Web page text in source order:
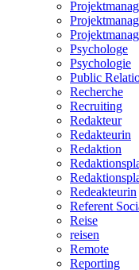
Psychologe
Psychologie
Public
Recherche
Recruiting
Redakteur
Redakteurin
Redaktion
Redeakteurin
Referent
Reise
reisen
Remote
Reporting